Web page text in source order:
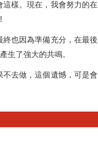
樣。現在，我會努力的在
也因為準備充分，在最後
生了強大的共鳴。
去做，這個遺憾，可是會